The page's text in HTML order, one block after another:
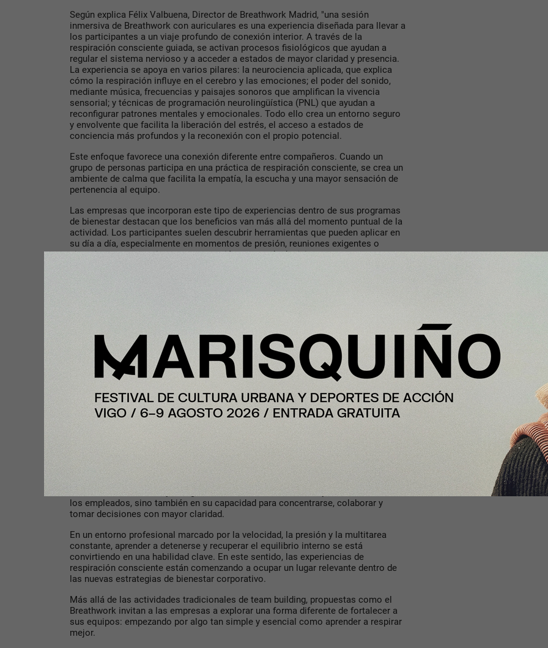
Según explica Félix Valbuena, Director de Breathwork Madrid, "una sesión
inmersiva de Breathwork con auriculares es una experiencia diseñada para llevar a
los participantes a un viaje profundo de conexión interior. A través de la
respiración consciente guiada, se activan procesos fisiológicos que ayudan a
regular el sistema nervioso y a acceder a estados de mayor claridad y presencia.
La experiencia se apoya en varios pilares: la neurociencia aplicada, que explica
cómo la respiración influye en el cerebro y las emociones; el poder del sonido,
mediante música, frecuencias y paisajes sonoros que amplifican la vivencia
sensorial; y técnicas de programación neurolingüística (PNL) que ayudan a
reconfigurar patrones mentales y emocionales. Todo ello crea un entorno seguro
y envolvente que facilita la liberación del estrés, el acceso a estados de
conciencia más profundos y la reconexión con el propio potencial.
Este enfoque favorece una conexión diferente entre compañeros. Cuando un
grupo de personas participa en una práctica de respiración consciente, se crea un
ambiente de calma que facilita la empatía, la escucha y una mayor sensación de
pertenencia al equipo.
Las empresas que incorporan este tipo de experiencias dentro de sus programas
de bienestar destacan que los beneficios van más allá del momento puntual de la
actividad. Los participantes suelen descubrir herramientas que pueden aplicar en
su día a día, especialmente en momentos de presión, reuniones exigentes o
situaciones que requieren concentración y toma de decisiones.
Además de su impacto en el bienestar individual, estas prácticas también pueden
contribuir a mejorar la dinámica de los equipos. El hecho de compartir una
experiencia de pausa y regulación emocional genera un clima más colaborativo y
favorece la comunicación entre compañeros.
Muchas organizaciones, están integrando una sesión de breathwork dentro de
jornadas de formación, encuentros de equipo o eventos corporativos orientados
al desarrollo del talento. También pueden formar parte de programas más amplios
ámbito empresarial refleja un cambio de mentalidad en la forma en que las
empresas entienden el rendimiento. Cada vez más organizaciones reconocen que
el bienestar emocional y la regulación del estrés no solo influyen en la salud de
los empleados, sino también en su capacidad para concentrarse, colaborar y
tomar decisiones con mayor claridad.
En un entorno profesional marcado por la velocidad, la presión y la multitarea
constante, aprender a detenerse y recuperar el equilibrio interno se está
convirtiendo en una habilidad clave. En este sentido, las experiencias de
respiración consciente están comenzando a ocupar un lugar relevante dentro de
las nuevas estrategias de bienestar corporativo.
Más allá de las actividades tradicionales de team building, propuestas como el
Breathwork invitan a las empresas a explorar una forma diferente de fortalecer a
sus equipos: empezando por algo tan simple y esencial como aprender a respirar
mejor.